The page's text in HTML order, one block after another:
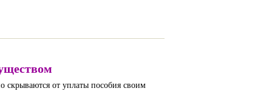
скрываются от уплаты пособия своим